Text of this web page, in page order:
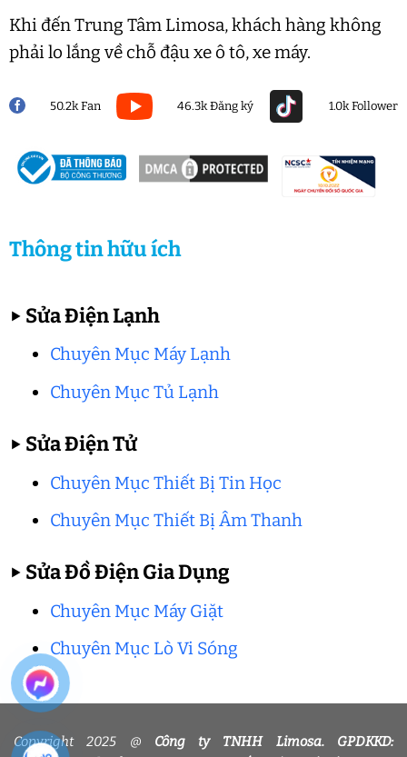
Khi đến Trung Tâm Limosa, khách hàng không
phải lo lắng về chỗ đậu xe ô tô, xe máy.
50.2k Fan 46.3k Đăng ký 1.0k Follower
Thông tin hữu ích
▶ Sửa Điện Lạnh
Chuyên Mục Máy Lạnh
Chuyên Mục Tủ Lạnh
▶ Sửa Điện Tử
Chuyên Mục Thiết Bị Tin Học
Chuyên Mục Thiết Bị Âm Thanh
▶ Sửa Đồ Điện Gia Dụng
Chuyên Mục Máy Giặt
Chuyên Mục Lò Vi Sóng
Copyright 2025 @ Công ty TNHH Limosa. GPDKKD: